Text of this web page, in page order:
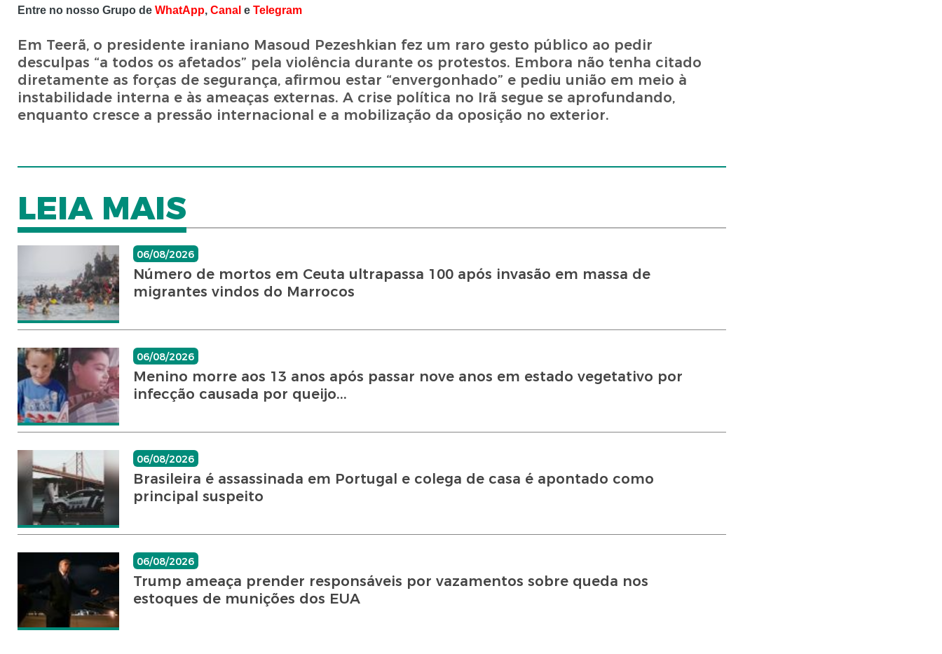
Entre no nosso Grupo de WhatApp, Canal e Telegram
Em Teerã, o presidente iraniano Masoud Pezeshkian fez um raro gesto público ao pedir
desculpas “a todos os afetados” pela violência durante os protestos. Embora não tenha citado
diretamente as forças de segurança, afirmou estar “envergonhado” e pediu união em meio à
instabilidade interna e às ameaças externas. A crise política no Irã segue se aprofundando,
enquanto cresce a pressão internacional e a mobilização da oposição no exterior.
LEIA MAIS
06/08/2026
Número de mortos em Ceuta ultrapassa 100 após invasão em massa de
migrantes vindos do Marrocos
06/08/2026
Menino morre aos 13 anos após passar nove anos em estado vegetativo por
infecção causada por queijo...
06/08/2026
Brasileira é assassinada em Portugal e colega de casa é apontado como
principal suspeito
06/08/2026
Trump ameaça prender responsáveis por vazamentos sobre queda nos
estoques de munições dos EUA